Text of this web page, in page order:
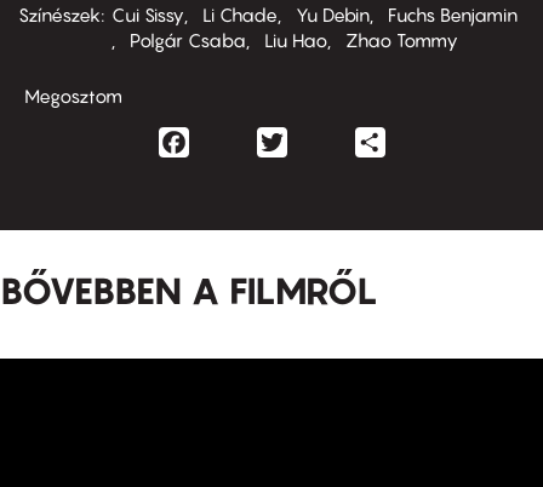
Színészek
Cui Sissy Li Chade Yu Debin
Fuchs Benjamin
Polgár Csaba
Liu Hao Zhao Tommy
Megosztom
Facebook
BŐVEBBEN A FILMRŐL